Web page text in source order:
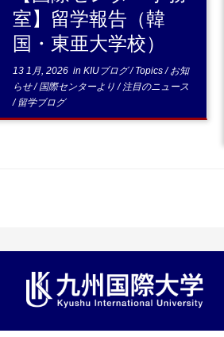
室】留学報告（韓
国・東亜大学校）
13 1月, 2026 inKIUブログ/Topics/お知
らせ/国際センターより/注目のニュース
/留学ブログ